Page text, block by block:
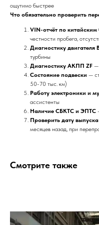
ощутимо быстрее
Что обязательно проверить
VIN-отчёт по китайским
честности пробега,
Диагностику двигателя
турбины
Диагностику АКПП ZF —
Состояние подвески —
50-70 тыс. км)
Работу электроники и
ассистенты
Наличие СБКТС и ЭПТС
Проверить дату выпуска
месяцев назад, при
Смотрите также
ВИДЕО
Что о нас говорят
недавние